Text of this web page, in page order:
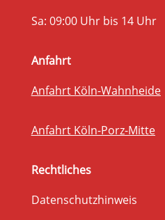
Sa: 09:00 Uhr bis 14 Uhr
Anfahrt
Anfahrt Köln-Wahnheide
Anfahrt Köln-Porz-Mitte
Rechtliches
Datenschutzhinweis